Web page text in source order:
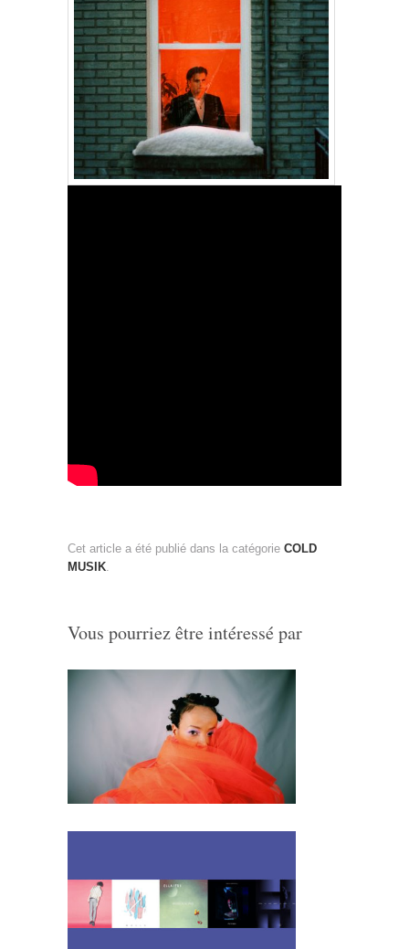
Cet article a été publié dans la catégorie COLD
MUSIK.
Vous pourriez être intéressé par